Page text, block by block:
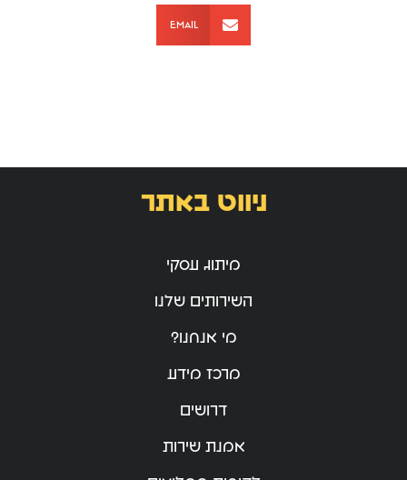
Email
ניווט באתר
מיתוג עסקי
השירותים שלנו
מי אנחנו?
מרכז מידע
דרושים
אמנת שירות